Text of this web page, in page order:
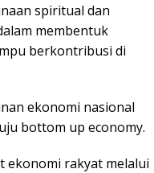
spiritual dan
membentuk
berkontribusi di
ekonomi nasional
bottom up economy.
ekonomi rakyat melalui